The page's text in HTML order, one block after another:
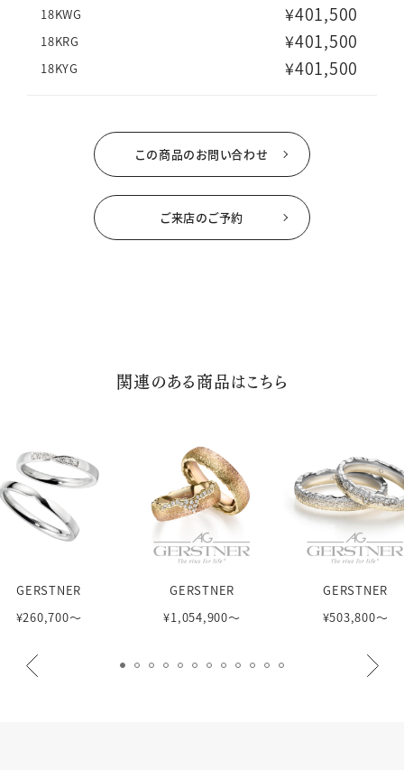
18KWG ¥401,500
18KRG ¥401,500
18KYG ¥401,500
この商品のお問い合わせ
ご来店のご予約
関連のある商品はこちら
GERSTNER
¥260,700〜
GERSTNER
¥1,054,900〜
GERSTNER
¥503,800〜